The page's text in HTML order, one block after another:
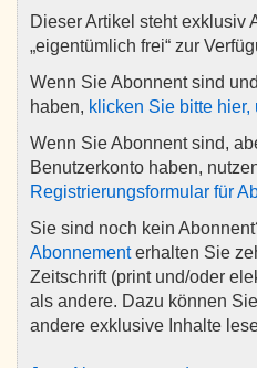
Dieser Artikel steht exklusiv
„eigentümlich frei“ zur
Wenn Sie Abonnent sind
haben, klicken Sie bitte
Wenn Sie Abonnent sind,
Benutzerkonto haben,
Registrierungsformular für
Sie sind noch kein
Abonnementerhalten Sie
Zeitschrift (print und/oder
als andere. Dazu können
andere exklusive Inhalte